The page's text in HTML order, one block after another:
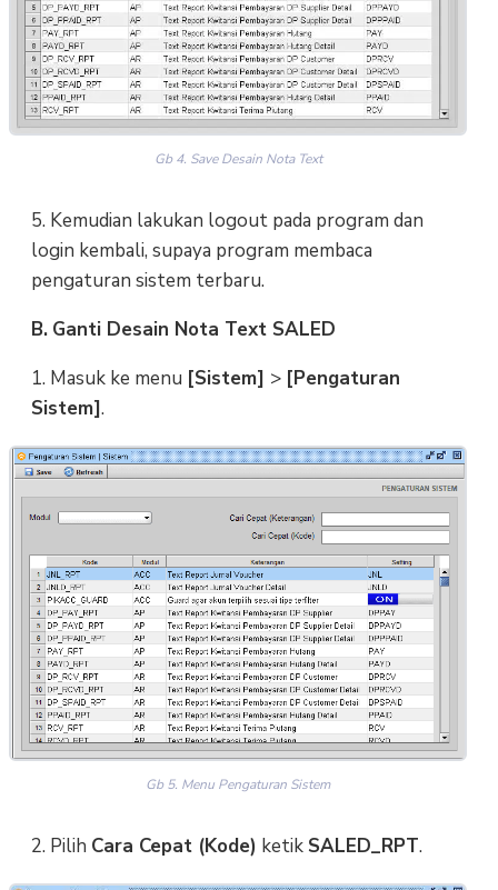
Gb 4. Save Desain Nota Text
5. Kemudian lakukan logout pada program dan
login kembali, supaya program membaca
pengaturan sistem terbaru.
B. Ganti Desain Nota Text SALED
1. Masuk ke menu [Sistem] > [Pengaturan
Sistem].
Gb 5. Menu Pengaturan Sistem
2. Pilih Cara Cepat (Kode) ketik SALED_RPT.